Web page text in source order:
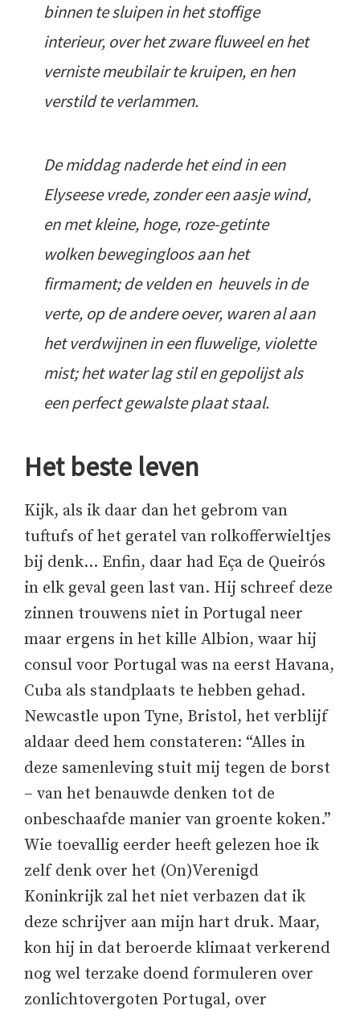
binnen te sluipen in het stoffige
interieur, over het zware fluweel en het
verniste meubilair te kruipen, en hen
verstild te verlammen.
De middag naderde het eind in een
Elyseese vrede, zonder een aasje wind,
en met kleine, hoge, roze-getinte
wolken bewegingloos aan het
firmament; de velden en heuvels in de
verte, op de andere oever, waren al aan
het verdwijnen in een fluwelige, violette
mist; het water lag stil en gepolijst als
een perfect gewalste plaat staal.
Het beste leven
Kijk, als ik daar dan het gebrom van
tuftufs of het geratel van rolkofferwieltjes
bij denk… Enfin, daar had Eça de Queirós
in elk geval geen last van. Hij schreef deze
zinnen trouwens niet in Portugal neer
maar ergens in het kille Albion, waar hij
consul voor Portugal was na eerst Havana,
Cuba als standplaats te hebben gehad.
Newcastle upon Tyne, Bristol, het verblijf
aldaar deed hem constateren: “Alles in
deze samenleving stuit mij tegen de borst
– van het benauwde denken tot de
onbeschaafde manier van groente koken.”
Wie toevallig eerder heeft gelezen hoe ik
zelf denk over het (On)Verenigd
Koninkrijk zal het niet verbazen dat ik
deze schrijver aan mijn hart druk. Maar,
kon hij in dat beroerde klimaat verkerend
nog wel terzake doend formuleren over
zonlichtovergoten Portugal, over